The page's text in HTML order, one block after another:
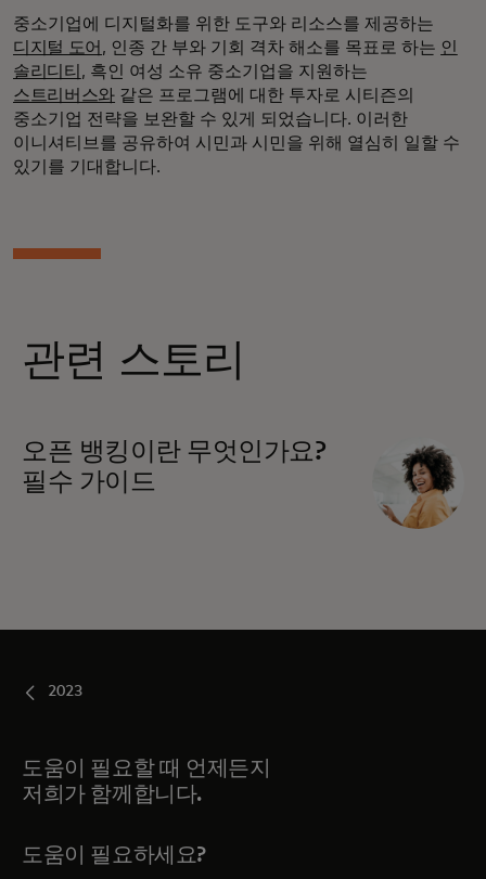
중소기업에 디지털화를 위한 도구와 리소스를 제공하는
디지털 도어 , 인종 간 부와 기회 격차 해소를 목표로 하는 인
솔리디티 , 흑인 여성 소유 중소기업을 지원하는
스트리버스와 같은 프로그램에 대한 투자로 시티즌의
중소기업 전략을 보완할 수 있게 되었습니다. 이러한
이니셔티브를 공유하여 시민과 시민을 위해 열심히 일할 수
있기를 기대합니다.
관련 스토리
오픈 뱅킹이란 무엇인가요?
필수 가이드
2023
도움이 필요할 때 언제든지
저희가 함께합니다.
도움이 필요하세요?